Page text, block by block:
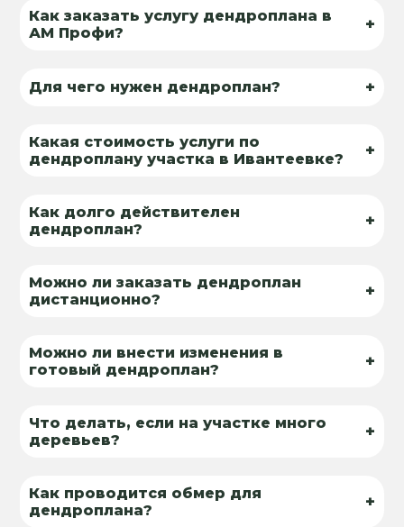
Как заказать услугу дендроплана в
АМ Профи?
+
Для чего нужен дендроплан? +
Какая стоимость услуги по
дендроплану участка в Ивантеевке?
+
Как долго действителен
дендроплан?
+
Можно ли заказать дендроплан
дистанционно?
+
Можно ли внести изменения в
готовый дендроплан?
+
Что делать, если на участке много
деревьев?
+
Как проводится обмер для
дендроплана?
+